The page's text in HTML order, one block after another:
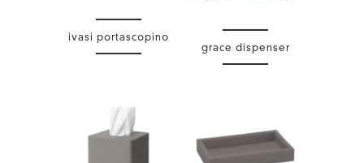
ivasi portascopino
grace dispenser